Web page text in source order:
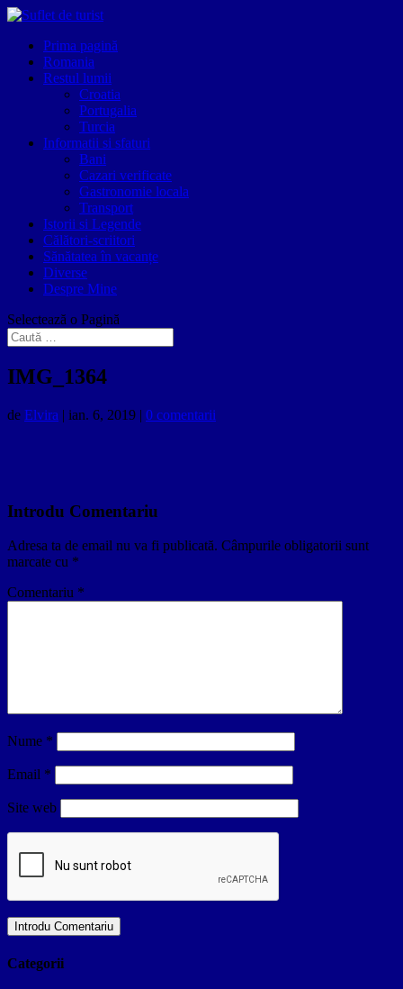
Prima pagină
Romania
Restul lumii
Croatia
Portugalia
Turcia
Informatii si sfaturi
Bani
Cazari verificate
Gastronomie locala
Transport
Istorii si Legende
Călători-scriitori
Sănătatea în vacanțe
Diverse
Despre Mine
Selectează o Pagină
IMG_1364
de Elvira | ian. 6, 2019 | 0 comentarii
Introdu Comentariu
Adresa ta de email nu va fi publicată. Câmpurile obligatorii sunt
marcate cu *
Comentariu *
Nume *
Email *
Site web
Categorii